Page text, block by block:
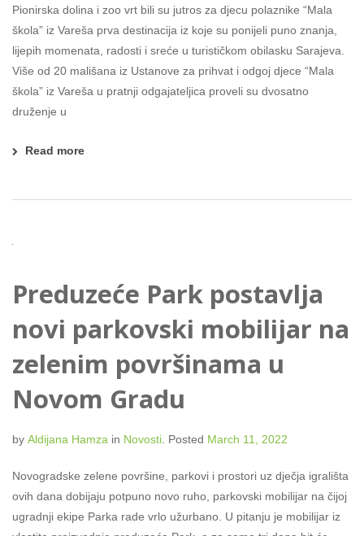
Pionirska dolina i zoo vrt bili su jutros za djecu polaznike “Mala
škola” iz Vareša prva destinacija iz koje su ponijeli puno znanja,
lijepih momenata, radosti i sreće u turističkom obilasku Sarajeva.
Više od 20 mališana iz Ustanove za prihvat i odgoj djece “Mala
škola” iz Vareša u pratnji odgajateljica proveli su dvosatno
druženje u
Read more
Preduzeće Park postavlja
novi parkovski mobilijar na
zelenim površinama u
Novom Gradu
by Aldijana Hamza in Novosti. Posted March 11, 2022
Novogradske zelene površine, parkovi i prostori uz dječja igrališta
ovih dana dobijaju potpuno novo ruho, parkovski mobilijar na čijoj
ugradnji ekipe Parka rade vrlo užurbano. U pitanju je mobilijar iz